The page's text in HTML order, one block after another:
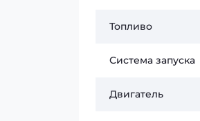
Топливо
Система запуска
Двигатель